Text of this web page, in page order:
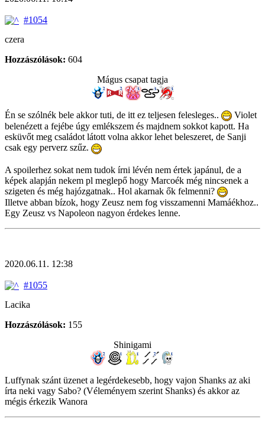
#1054
czera
Hozzászólások: 604
Mágus csapat tagja
Én se szólnék bele akkor tuti, de itt ez teljesen felesleges..
Violet
belenézett a fejébe úgy emlékszem és majdnem sokkot kapott. Ha
esküvőt meg családot látott volna akkor lehet beleszeret, de Sanji
csak egy perverz szűz.
A spoilerhez sokat nem tudok írni lévén nem értek japánul, de a
képek alapján nekem pl meglepő hogy Marcoék még nincsenek a
szigeten és még hajózgatnak.. Hol akarnak ők felmenni?
Illetve abban bízok, hogy Zeusz nem fog visszamenni Mamáékhoz..
Egy Zeusz vs Napoleon nagyon érdekes lenne.
2020.06.11. 12:38
#1055
Lacika
Hozzászólások: 155
Shinigami
Luffynak szánt üzenet a legérdekesebb, hogy vajon Shanks az aki
írta neki vagy Sabo? (Véleményem szerint Shanks) és akkor az
mégis érkezik Wanora